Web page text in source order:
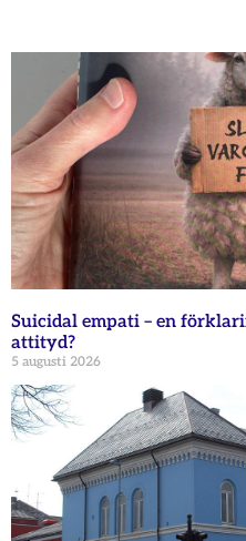
Suicidal empati – en
attityd?
5 augusti 2026